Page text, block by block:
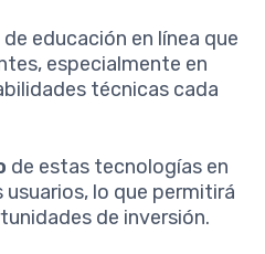
de educación en línea que
especialmente en
técnicas cada
de estas tecnologías en
lo que permitirá
de inversión.